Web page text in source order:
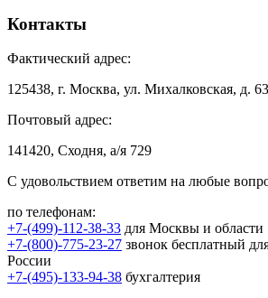
Контакты
Фактический адрес:
125438, г. Москва, ул. Михалковская, д.
Почтовый адрес:
141420, Сходня, а/я 729
С удовольствием ответим на любые
по телефонам:
+7-(499)-112-38-33 для Москвы и области
+7-(800)-775-23-27 звонок бесплатный
России
+7-(495)-133-94-38 бухгалтерия